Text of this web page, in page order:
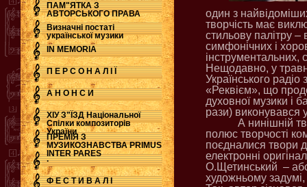
ПАМ"ЯТКА З
АВТОРСЬКОГО ПРАВА
Визначні постаті
української музики
IN MEMORIA
П Е Р С О Н А Л І Ї
А Н О Н С И
ХІУ З"ЇЗД Національної
Спілки композиторів
України
ПРЕМІЯ З
МУЗИКОЗНАВСТВА PRIMUS
INTER PARES
.
Ф Е С Т И В А Л І
один з
творчість має
стильову палітру
симфонічних і
інструментальних,
Нещодавно, у
Українського
«Реквієм», що
духовної музики і
рази) виконувався у
А нинішній
полюс творчості
поєдналися твори
електронні
О.Щетинський –
художньому